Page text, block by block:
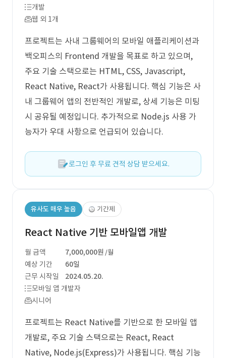
개발
웹 외 1개
프로젝트는 사내 그룹웨어의 모바일 애플리케이션과
백오피스의 Frontend 개발을 목표로 하고 있으며,
주요 기술 스택으로는 HTML, CSS, Javascript,
React Native, React가 사용됩니다. 핵심 기능은 사
내 그룹웨어 앱의 전반적인 개발로, 상세 기능은 미팅
시 공유될 예정입니다. 추가적으로 Node.js 사용 가
능자가 우대 사항으로 언급되어 있습니다.
로그인 후 무료 견적 상담 받으세요.
유사도 매우 높음 기간제
React Native 기반 모바일앱 개발
월 금액 7,000,000원 /월
예상 기간
60일
근무 시작일
2024.05.20.
모바일 앱 개발자
시니어
프로젝트는 React Native를 기반으로 한 모바일 앱
개발로, 주요 기술 스택으로는 React, React
Native, Node.js(Express)가 사용됩니다. 핵심 기능